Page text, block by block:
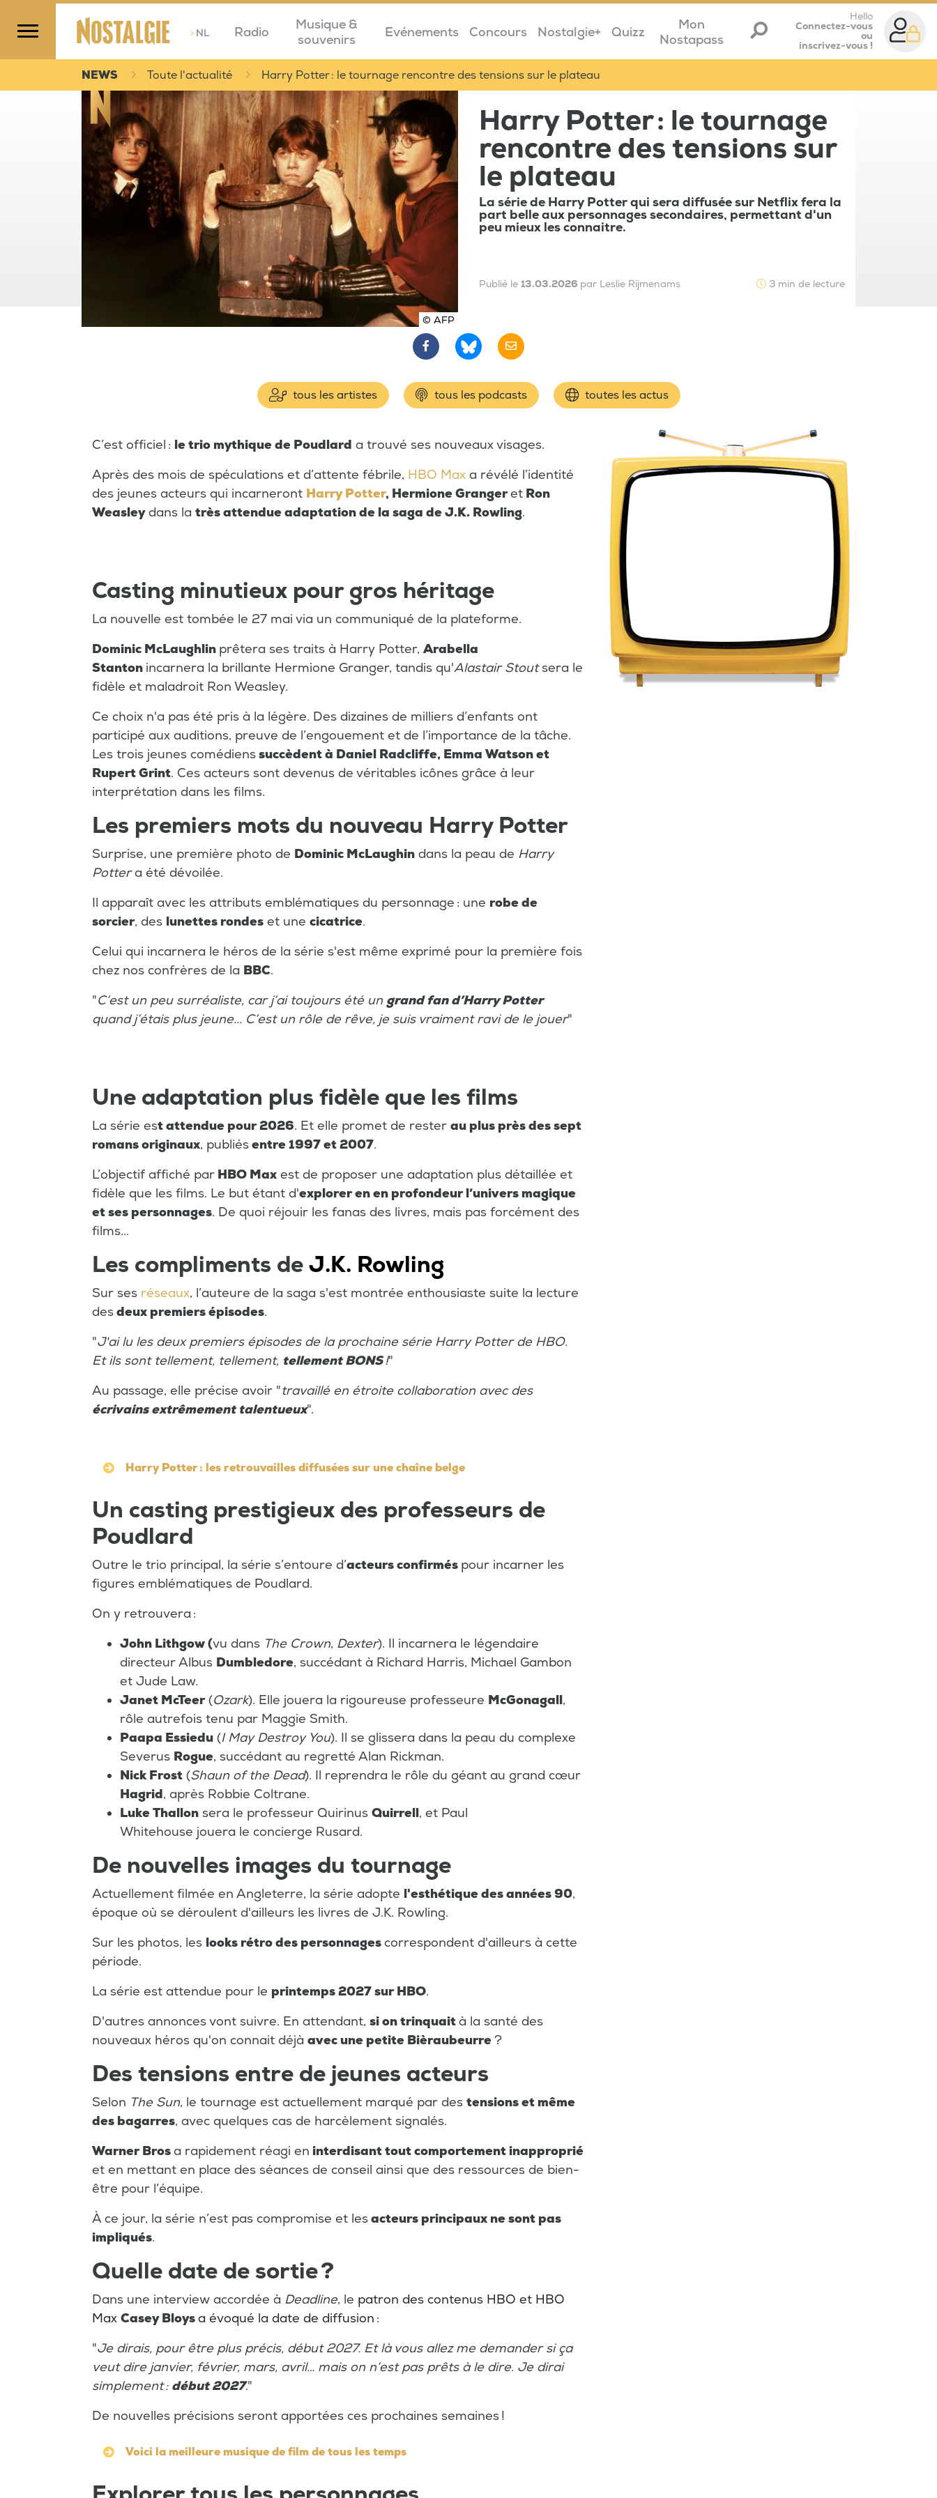
>NL Radio
Musique &
souvenirs
Evénements Concours Nostalgie+ Quizz
Mon
Nostapass
Hello
Connectez-vous
ou
inscrivez-vous !
NEWS Toute l'actualité Harry Potter : le tournage rencontre des tensions sur le plateau
© AFP
Harry Potter : le tournage
rencontre des tensions sur
le plateau
La série de Harry Potter qui sera diffusée sur Netflix fera la
part belle aux personnages secondaires, permettant d'un
peu mieux les connaitre.
Publié le 13.03.2026 par Leslie Rijmenams 3 min de lecture
tous les artistes tous les podcasts toutes les actus
C’est officiel : le trio mythique de Poudlard a trouvé ses nouveaux visages.
Après des mois de spéculations et d’attente fébrile, HBO Max a révélé l’identité
des jeunes acteurs qui incarneront Harry Potter, Hermione Grangeret Ron
Weasleydans la très attendue adaptation de la saga de J.K. Rowling.
Casting minutieux pour gros héritage
La nouvelle est tombée le 27 mai via un communiqué de la plateforme.
Dominic McLaughlin prêtera ses traits à Harry Potter, Arabella
Stanton incarnera la brillante Hermione Granger, tandis qu'Alastair Stoutsera le
fidèle et maladroit Ron Weasley.
Ce choix n'a pas été pris à la légère. Des dizaines de milliers d’enfants ont
participé aux auditions, preuve de l’engouement et de l’importance de la tâche.
Les trois jeunes comédienssuccèdent à Daniel Radcliffe, Emma Watson et
Rupert Grint. Ces acteurs sont devenus de véritables icônes grâce à leur
interprétation dans les films.
Les premiers mots du nouveau Harry Potter
Surprise, une première photo de Dominic McLaughin dans la peau de Harry
Pottera été dévoilée.
Il apparaît avec les attributs emblématiques du personnage : une robe de
sorcier, des lunettes rondes et une cicatrice.
Celui qui incarnera le héros de la série s'est même exprimé pour la première fois
chez nos confrères de la BBC.
"C’est un peu surréaliste, car j’ai toujours été un grand fan d’Harry Potter
quand j’étais plus jeune... C’est un rôle de rêve, je suis vraiment ravi de le jouer"
Une adaptation plus fidèle que les films
La série est attendue pour 2026. Et elle promet de rester au plus près des sept
romans originaux, publiésentre 1997 et 2007.
L’objectif affiché par HBO Max est de proposer une adaptation plus détaillée et
fidèle que les films. Le but étant d'explorer en en profondeur l’univers magique
et ses personnages. De quoi réjouir les fanas des livres, mais pas forcément des
films...
Les compliments de J.K. Rowling
Sur ses réseaux, l’auteure de la saga s'est montrée enthousiaste suite la lecture
desdeux premiers épisodes.
"J'ai lu les deux premiers épisodes de la prochaine série Harry Potter de HBO.
Et ils sont tellement, tellement, tellement BONS!"
Au passage, elle précise avoir "travaillé en étroite collaboration avec des
écrivains extrêmement talentueux".
Harry Potter : les retrouvailles diffusées sur une chaîne belge
Un casting prestigieux des professeurs de
Poudlard
Outre le trio principal, la série s’entoure d’acteurs confirmés pour incarner les
figures emblématiques de Poudlard.
On y retrouvera :
John Lithgow (vu dans The Crown, Dexter). Il incarnera le légendaire
directeur Albus Dumbledore, succédant à Richard Harris, Michael Gambon
et Jude Law.
Janet McTeer(Ozark). Elle jouera la rigoureuse professeure McGonagall,
rôle autrefois tenu par Maggie Smith.
Paapa Essiedu (I May Destroy You). Il se glissera dans la peau du complexe
Severus Rogue, succédant au regretté Alan Rickman.
Nick Frost (Shaun of the Dead). Il reprendra le rôle du géant au grand cœur
Hagrid, après Robbie Coltrane.
Luke Thallon sera le professeur Quirinus Quirrell, et Paul
Whitehouse jouera le concierge Rusard.
De nouvelles images du tournage
Actuellement filmée en Angleterre, la série adopte l'esthétique des années 90,
époque où se déroulent d'ailleurs les livres de J.K. Rowling.
Sur les photos, les looks rétro des personnagescorrespondent d'ailleurs à cette
période.
La série est attendue pour le printemps 2027 sur HBO.
D'autres annonces vont suivre. En attendant, si on trinquaità la santé des
nouveaux héros qu'on connait déjà avec une petite Bièraubeurre?
Des tensions entre de jeunes acteurs
Selon The Sun, le tournage est actuellement marqué par des tensions et même
des bagarres, avec quelques cas de harcèlement signalés.
Warner Brosa rapidement réagi en interdisant tout comportement inapproprié
et en mettant en place des séances de conseil ainsi que des ressources de bien-
être pour l’équipe.
À ce jour, la série n’est pas compromise et lesacteurs principaux ne sont pas
impliqués.
Quelle date de sortie ?
Dans une interview accordée à Deadline, le patron des contenus HBO et HBO
Max Casey Bloysa évoqué la date de diffusion :
"Je dirais, pour être plus précis, début 2027. Et là vous allez me demander si ça
veut dire janvier, février, mars, avril… mais on n’est pas prêts à le dire. Je dirai
simplement : début 2027."
De nouvelles précisions seront apportées ces prochaines semaines !
Voici la meilleure musique de film de tous les temps